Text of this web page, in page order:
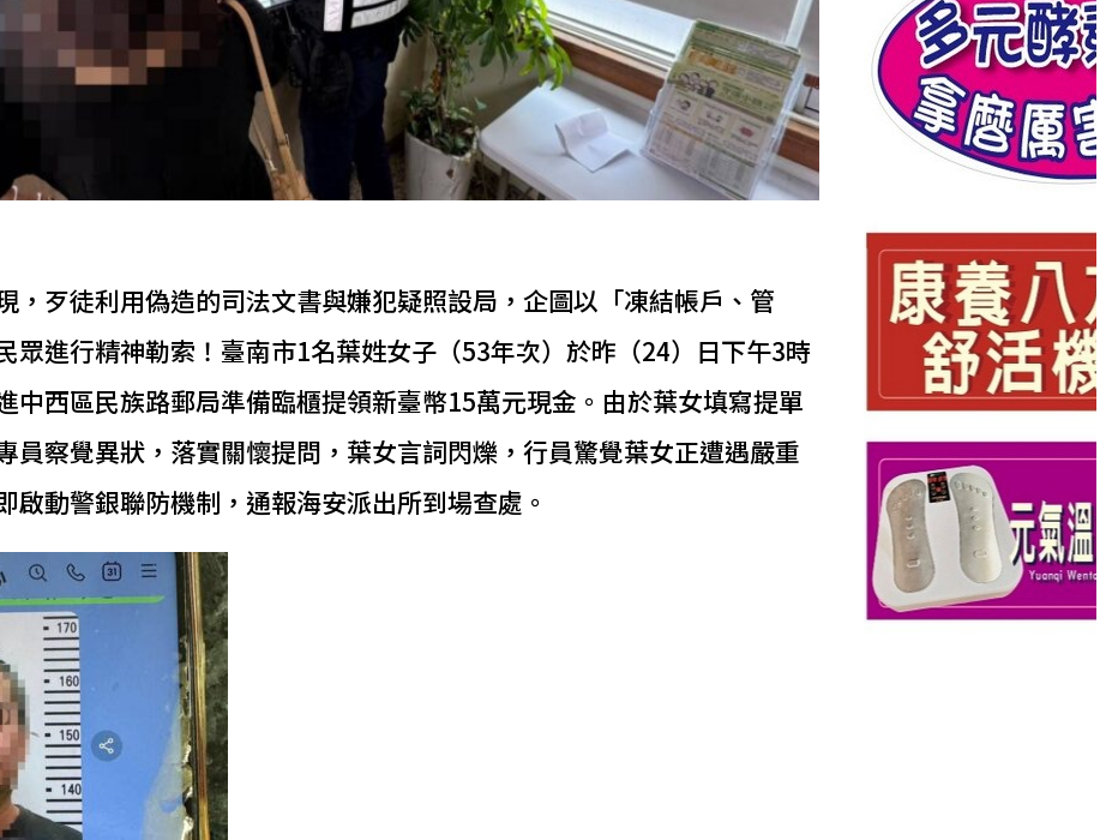
，歹徒利用偽造的司法文書與嫌犯疑照設局，企圖以「凍結帳戶、管
眾進行精神勒索！臺南市1名葉姓女子（53年次）於昨（24）日下午3時
中西區民族路郵局準備臨櫃提領新臺幣15萬元現金。由於葉女填寫提單
員察覺異狀，落實關懷提問，葉女言詞閃爍，行員驚覺葉女正遭遇嚴重
啟動警銀聯防機制，通報海安派出所到場查處。